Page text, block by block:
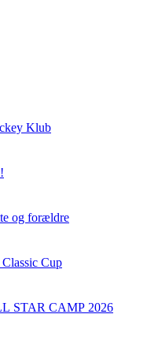
Klub
og forældre
Cup
STAR CAMP 2026